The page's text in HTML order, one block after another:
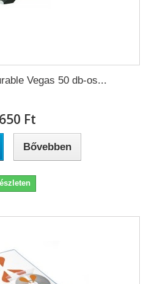
Vegas 50 db-os...
Ft‎
Bővebben